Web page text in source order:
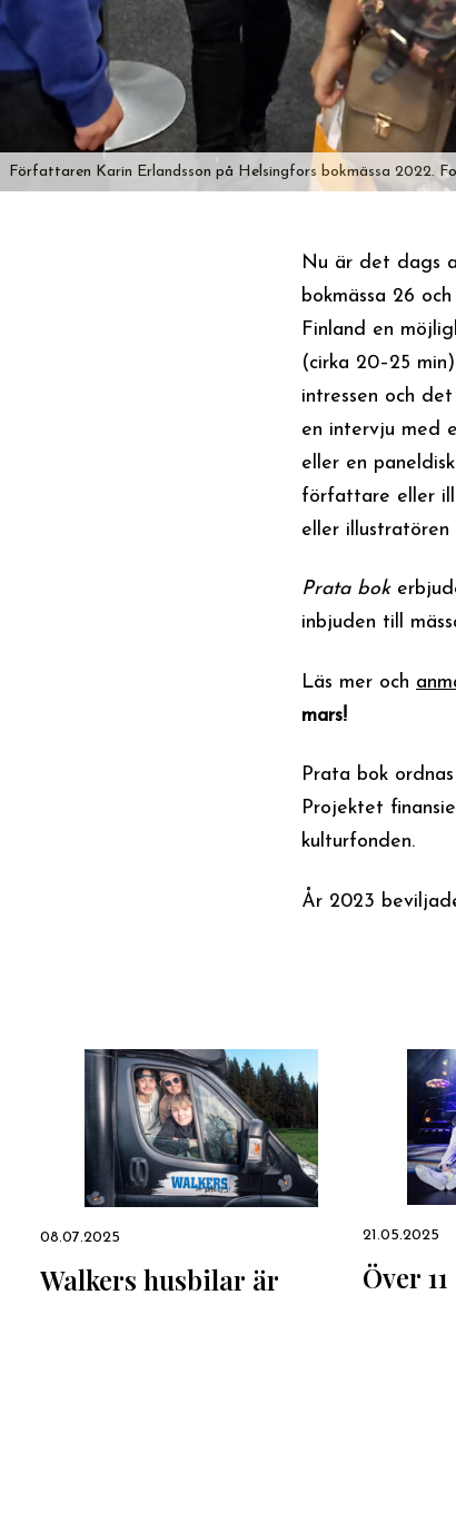
Författaren Karin Erlandsson på Helsingfors bokmässa 2022.
Nu är det dags
bokmässa 26
Finland en
(cirka 20–25
intressen och
en intervju med
eller en
författare eller
eller
Prata bok
inbjuden till
Läs mer och
mars!
Prata bok
Projektet
kulturfonden.
År 2023
08.07.2025
Walkers husbilar är
21.05.2025
Över